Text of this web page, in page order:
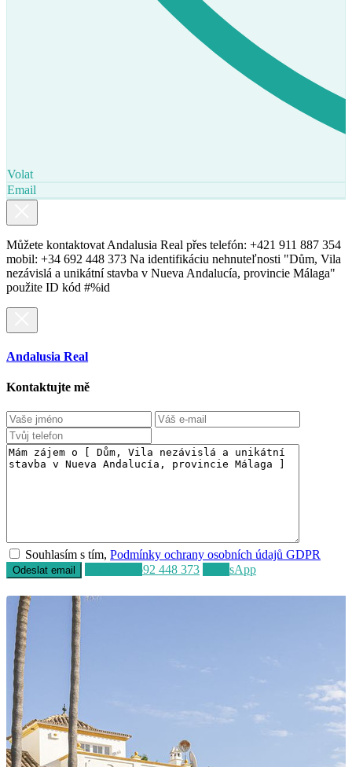
Prodej
Volat
Email
Můžete kontaktovat Andalusia Real přes telefón: +421 911 887 354
mobil: +34 692 448 373 Na identifikáciu nehnuteľnosti "Dům, Vila
nezávislá a unikátní stavba v Nueva Andalucía, provincie Málaga"
použite ID kód #%id
Andalusia Real
Kontaktujte mě
Souhlasím s tím,Podmínky ochrany osobních údajů GDPR
+34 692 448 373 WhatsApp